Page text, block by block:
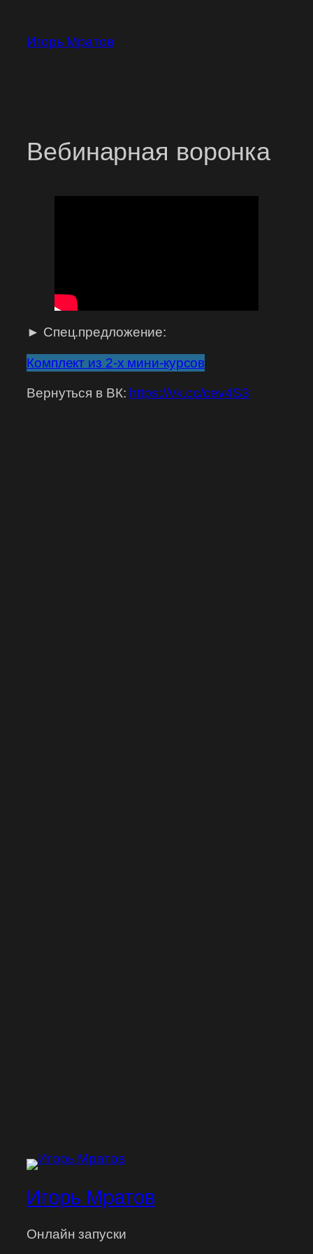
содержимому
Игорь Мратов
Вебинарная воронка
► Спец.предложение:
Комплект из 2-х мини-курсов
Вернуться в ВК: https://vk.cc/cev4S3
Игорь Мратов
Онлайн запуски